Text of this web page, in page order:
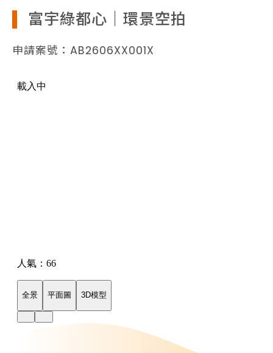
富宇綠都心｜環景空拍
申請案號：AB2606XX001X